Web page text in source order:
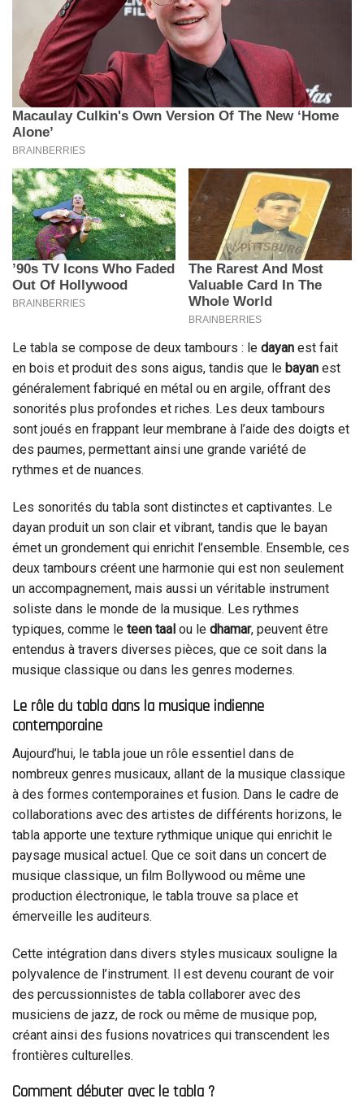
Le tabla se compose de deux tambours : le dayan est fait
en bois et produit des sons aigus, tandis que le bayan est
généralement fabriqué en métal ou en argile, offrant des
sonorités plus profondes et riches. Les deux tambours
sont joués en frappant leur membrane à l’aide des doigts et
des paumes, permettant ainsi une grande variété de
rythmes et de nuances.
Les sonorités du tabla sont distinctes et captivantes. Le
dayan produit un son clair et vibrant, tandis que le bayan
émet un grondement qui enrichit l’ensemble. Ensemble, ces
deux tambours créent une harmonie qui est non seulement
un accompagnement, mais aussi un véritable instrument
soliste dans le monde de la musique. Les rythmes
typiques, comme le teen taal ou le dhamar, peuvent être
entendus à travers diverses pièces, que ce soit dans la
musique classique ou dans les genres modernes.
Le rôle du tabla dans la musique indienne
contemporaine
Aujourd’hui, le tabla joue un rôle essentiel dans de
nombreux genres musicaux, allant de la musique classique
à des formes contemporaines et fusion. Dans le cadre de
collaborations avec des artistes de différents horizons, le
tabla apporte une texture rythmique unique qui enrichit le
paysage musical actuel. Que ce soit dans un concert de
musique classique, un film Bollywood ou même une
production électronique, le tabla trouve sa place et
émerveille les auditeurs.
Cette intégration dans divers styles musicaux souligne la
polyvalence de l’instrument. Il est devenu courant de voir
des percussionnistes de tabla collaborer avec des
musiciens de jazz, de rock ou même de musique pop,
créant ainsi des fusions novatrices qui transcendent les
frontières culturelles.
Comment débuter avec le tabla ?